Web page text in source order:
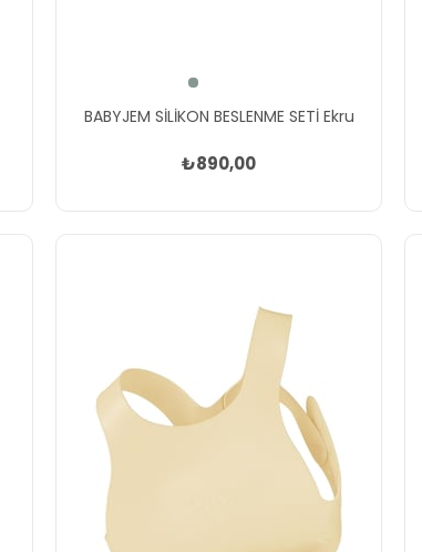
BABYJEM SİLİKON BESLENME SETİ Ekru
₺890,00